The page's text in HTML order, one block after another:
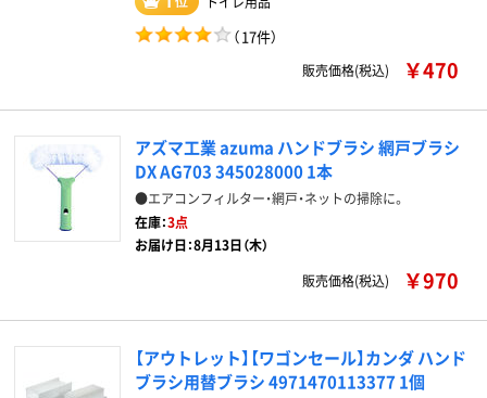
（17件）
販売価格(税込) ￥470
アズマ工業 azuma ハンドブラシ 網戸ブラシ
DX AG703 345028000 1本
●エアコンフィルター・網戸・ネットの掃除に。
在庫：3点
お届け日：8月13日（木）
販売価格(税込)
￥970
【アウトレット】【ワゴンセール】カンダ ハンド
ブラシ用替ブラシ 4971470113377 1個